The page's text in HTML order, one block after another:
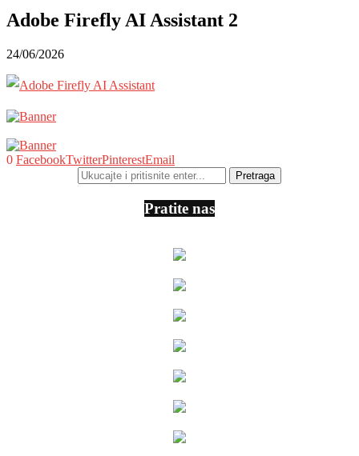
Adobe Firefly AI Assistant 2
24/06/2026
0 FacebookTwitterPinterestEmail
Pratite nas